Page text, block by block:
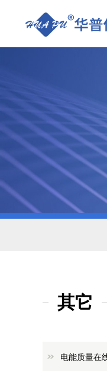
其它
电能质量在